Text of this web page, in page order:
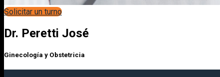
Solicitar un turno
Dr. Peretti José
Ginecología y Obstetricia